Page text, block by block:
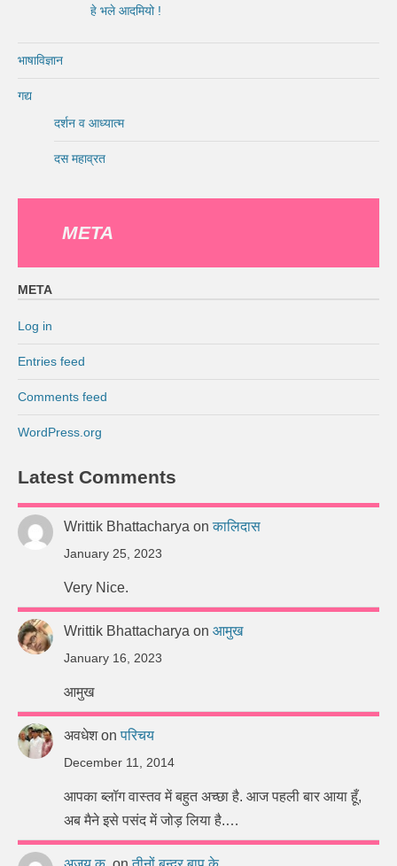
हे भले आदमियो !
भाषाविज्ञान
गद्य
दर्शन व आध्यात्म
दस महाव्रत
META
META
Log in
Entries feed
Comments feed
WordPress.org
Latest Comments
Writtik Bhattacharya onकालिदास
January 25, 2023
Very Nice.
Writtik Bhattacharya on आमुख
January 16, 2023
आमुख
अवधेशonपरिचय
December 11, 2014
आपका ब्लॉग वास्तव में बहुत अच्छा है. आज पहली बार आया हूँ,
अब मैने इसे पसंद में जोड़ लिया है.…